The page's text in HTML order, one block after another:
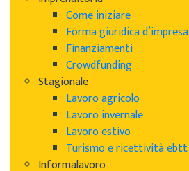
Come iniziare
Forma giuridica d’impresa
Finanziamenti
Crowdfunding
Stagionale
Lavoro agricolo
Lavoro invernale
Lavoro estivo
Turismo e ricettività ebtt
Informalavoro